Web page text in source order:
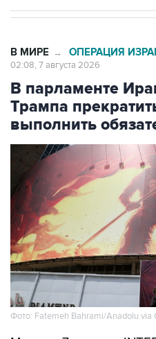
В МИРЕ → ОПЕРАЦИЯ
02:08, 7 августа 2026
В парламенте
Трампа
выполнить
Фото: Fatemeh Bahrami/Anadolu via